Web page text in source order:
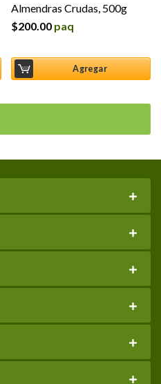
Almendras Crudas, 500g
$200.00 paq
Agregar